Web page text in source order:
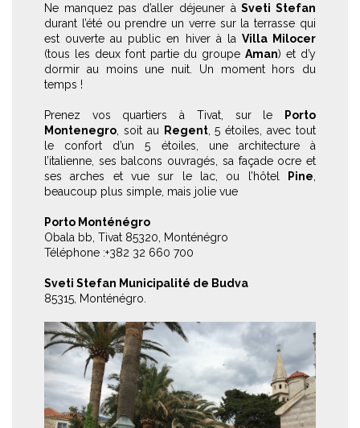
Ne manquez pas d’aller déjeuner àSveti Stefan
durant l’été ou prendre un verre sur la terrasse qui
est ouverte au public en hiver à la Villa Milocer
(tous les deux font partie du groupeAman) et d’y
dormir au moins une nuit. Un moment hors du
temps !
Prenez vos quartiers à Tivat, sur le Porto
Montenegro , soit au Regent, 5 étoiles, avec tout
le confort d’un 5 étoiles, une architecture à
l’italienne, ses balcons ouvragés, sa façade ocre et
ses arches et vue sur le lac, ou l’hôtel Pine
beaucoup plus simple, mais jolie vue
Porto Monténégro
Obala bb, Tivat 85320, Monténégro
Téléphone :+382 32 660 700
Sveti Stefan Municipalité de Budva
85315, Monténégro.